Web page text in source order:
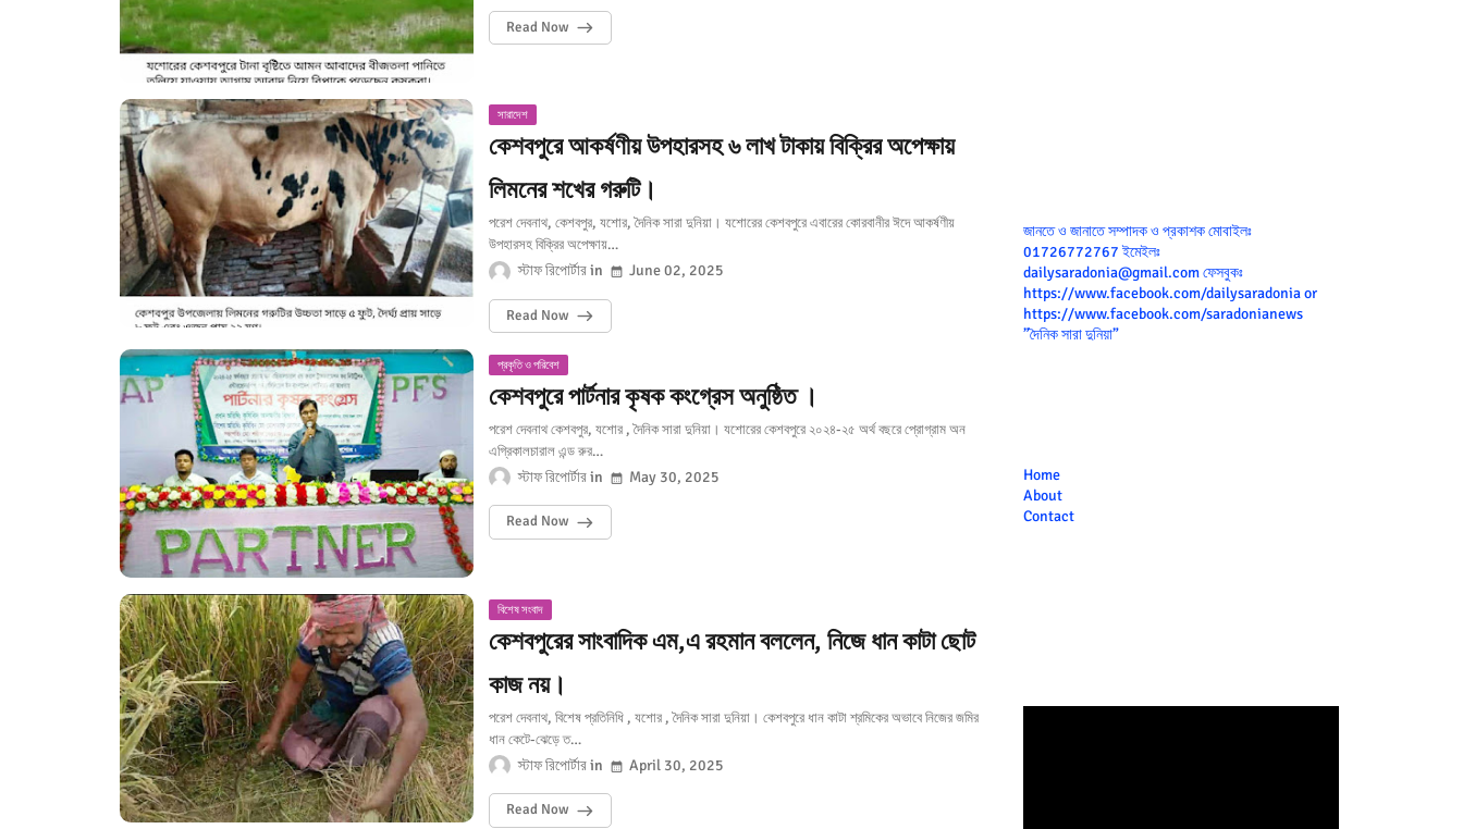
Read Now
সারাদেশ
কেশবপুরে আকর্ষণীয় উপহারসহ ৬ লাখ টাকায় বিক্রির অপেক্ষায়
লিমনের শখের গরুটি।
পরেশ দেবনাথ, কেশবপুর, যশোর, দৈনিক সারা দুনিয়া। যশোরের কেশবপুরে এবারের কোরবানীর ঈদে আকর্ষণীয়
উপহারসহ বিক্রির অপেক্ষায়…
স্টাফ রিপোর্টার June 02, 2025
Read Now
প্রকৃতি ও পরিবেশ
কেশবপুরে পার্টনার কৃষক কংগ্রেস অনুষ্ঠিত ।
পরেশ দেবনাথ কেশবপুর, যশোর , দৈনিক সারা দুনিয়া। যশোরের কেশবপুরে ২০২৪-২৫ অর্থ বছরে প্রোগ্রাম অন
এগ্রিকালচারাল এন্ড রুর…
স্টাফ রিপোর্টার May 30, 2025
Read Now
বিশেষ সংবাদ
কেশবপুরের সাংবাদিক এম,এ রহমান বললেন, নিজে ধান কাটা ছোট
কাজ নয়।
পরেশ দেবনাথ, বিশেষ প্রতিনিধি , যশোর , দৈনিক সারা দুনিয়া। কেশবপুরে ধান কাটা শ্রমিকের অভাবে নিজের জমির
ধান কেটে-ঝেড়ে ত…
স্টাফ রিপোর্টার April 30, 2025
Read Now
জানতে ও জানাতে সম্পাদক ও প্রকাশক মোবাইলঃ
01726772767 ইমেইলঃ
dailysaradonia@gmail.com ফেসবুকঃ
https://www.facebook.com/dailysaradonia or
https://www.facebook.com/saradonianews
”দৈনিক সারা দুনিয়া”
Home
About
Contact